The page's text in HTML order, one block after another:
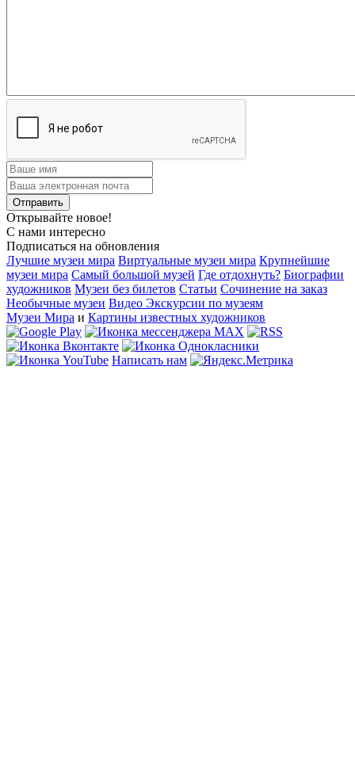
Открывайте новое!
С нами интересно
Подписаться на обновления
Лучшие музеи мира Виртуальные музеи мира Крупнейшие
музеи мира Самый большой музей Где отдохнуть? Биографии
художников Музеи без билетов Статьи Сочинение на заказ
Необычные музеи Видео Экскурсии по музеям
Музеи Мира и Картины известных художников
Написать нам